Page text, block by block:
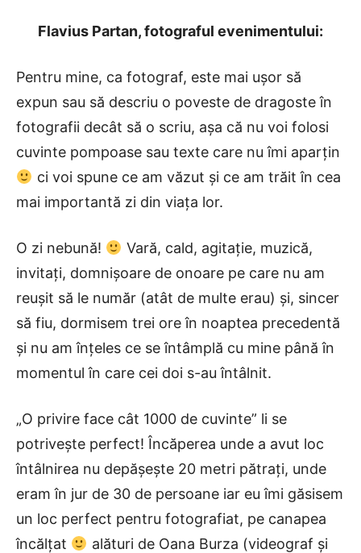
Flavius Partan, fotograful evenimentului:
Pentru mine, ca fotograf, este mai ușor să
expun sau să descriu o poveste de dragoste în
fotografii decât să o scriu, așa că nu voi folosi
cuvinte pompoase sau texte care nu îmi aparțin
ci voi spune ce am văzut și ce am trăit în cea
mai importantă zi din viața lor.
O zi nebună!
Vară, cald, agitație, muzică,
invitați, domnișoare de onoare pe care nu am
reușit să le număr (atât de multe erau) și, sincer
să fiu, dormisem trei ore în noaptea precedentă
și nu am înțeles ce se întâmplă cu mine până în
momentul în care cei doi s-au întâlnit.
„O privire face cât 1000 de cuvinte” li se
potrivește perfect! Încăperea unde a avut loc
întâlnirea nu depășește 20 metri pătrați, unde
eram în jur de 30 de persoane iar eu îmi găsisem
un loc perfect pentru fotografiat, pe canapea
încălțat
alături de Oana Burza (videograf și